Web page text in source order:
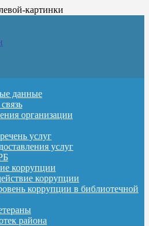
данные
организации
услуг
услуг
коррупции
коррупции
коррупции в библиотечной
района